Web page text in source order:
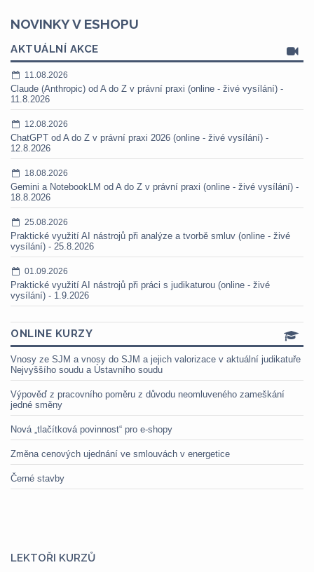
NOVINKY V ESHOPU
AKTUÁLNÍ AKCE
11.08.2026
Claude (Anthropic) od A do Z v právní praxi (online - živé vysílání) -
11.8.2026
12.08.2026
ChatGPT od A do Z v právní praxi 2026 (online - živé vysílání) -
12.8.2026
18.08.2026
Gemini a NotebookLM od A do Z v právní praxi (online - živé vysílání) -
18.8.2026
25.08.2026
Praktické využití AI nástrojů při analýze a tvorbě smluv (online - živé
vysílání) - 25.8.2026
01.09.2026
Praktické využití AI nástrojů při práci s judikaturou (online - živé
vysílání) - 1.9.2026
ONLINE KURZY
Vnosy ze SJM a vnosy do SJM a jejich valorizace v aktuální judikatuře
Nejvyššího soudu a Ústavního soudu
Výpověď z pracovního poměru z důvodu neomluveného zameškání
jedné směny
Nová „tlačítková povinnost“ pro e-shopy
Změna cenových ujednání ve smlouvách v energetice
Černé stavby
LEKTOŘI KURZŮ